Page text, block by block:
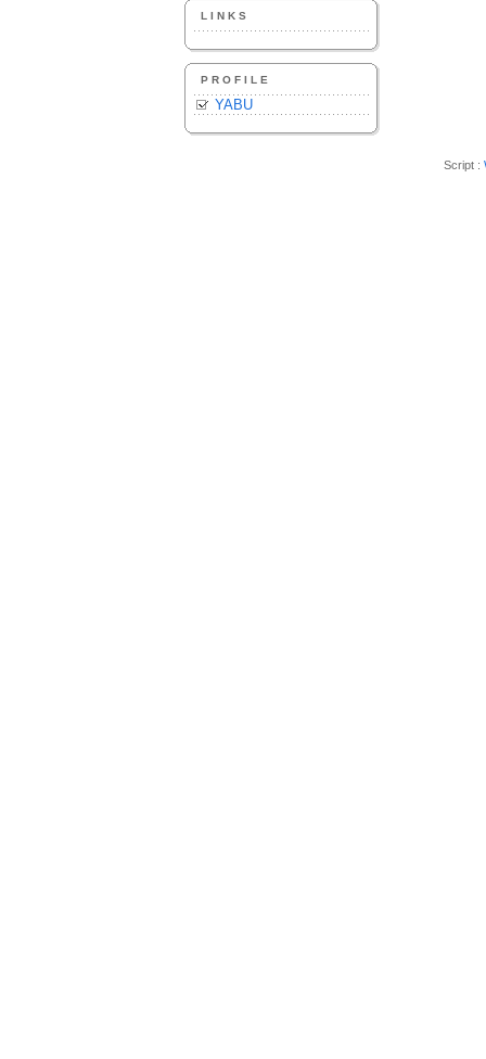
LINKS
PROFILE
YABU
Script :